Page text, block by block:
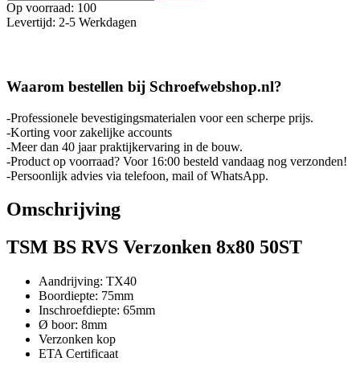
Op voorraad: 100
Levertijd: 2-5 Werkdagen
Waarom bestellen bij Schroefwebshop.nl?
-Professionele bevestigingsmaterialen voor een scherpe prijs.
-Korting voor zakelijke accounts
-Meer dan 40 jaar praktijkervaring in de bouw.
-Product op voorraad? Voor 16:00 besteld vandaag nog verzonden!
-Persoonlijk advies via telefoon, mail of WhatsApp.
Omschrijving
TSM BS RVS Verzonken 8x80 50ST
Aandrijving: TX40
Boordiepte: 75mm
Inschroefdiepte: 65mm
Ø boor: 8mm
Verzonken kop
ETA Certificaat